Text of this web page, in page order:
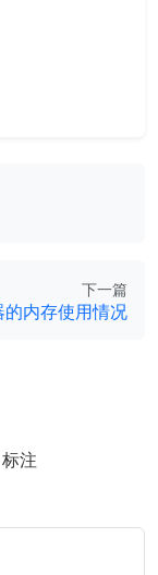
下一篇
内存使用情况
标注